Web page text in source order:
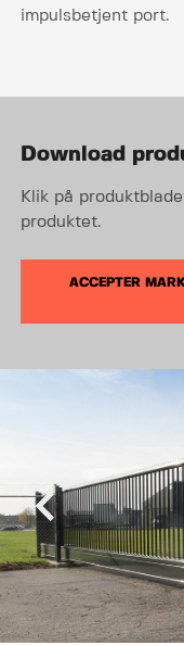
impulsbetjent port.
Download
Klik på
produktet.
ACCEPTER